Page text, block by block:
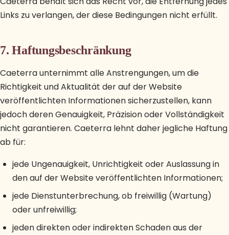
Links zu verlangen, der diese Bedingungen nicht erfüllt.
7. Haftungsbeschränkung
Caeterra unternimmt alle Anstrengungen, um die
Richtigkeit und Aktualität der auf der Website
veröffentlichten Informationen sicherzustellen, kann
jedoch deren Genauigkeit, Präzision oder Vollständigkeit
nicht garantieren. Caeterra lehnt daher jegliche Haftung
ab für:
jede Ungenauigkeit, Unrichtigkeit oder Auslassung in
den auf der Website veröffentlichten Informationen;
jede Dienstunterbrechung, ob freiwillig (Wartung)
oder unfreiwillig;
jeden direkten oder indirekten Schaden aus der